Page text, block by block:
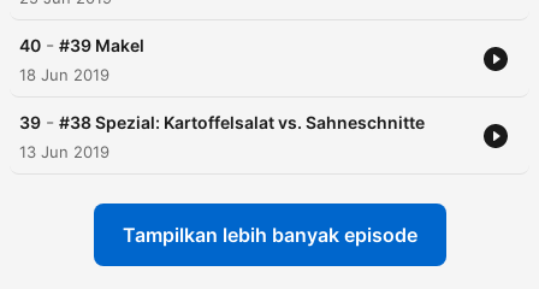
40 - #39 Makel
18 Jun 2019
39 - #38 Spezial: Kartoffelsalat vs. Sahneschnitte
13 Jun 2019
Tampilkan lebih banyak episode